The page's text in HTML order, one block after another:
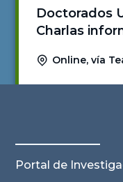
Doctorados
Charlas
Online, vía
Portal de